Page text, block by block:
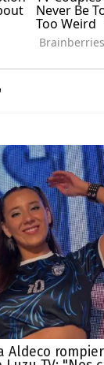
Aldeco